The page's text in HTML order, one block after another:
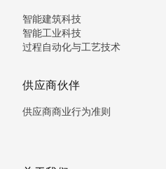
智能建筑科技
智能工业科技
过程自动化与工艺技术
供应商伙伴
供应商商业行为准则